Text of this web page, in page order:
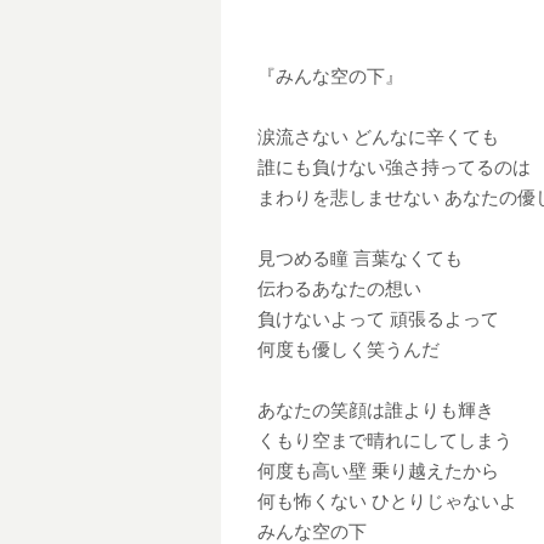
『みんな空の下』
涙流さない どんなに辛くても
誰にも負けない強さ持ってるのは
まわりを悲しませない あなたの優
見つめる瞳 言葉なくても
伝わるあなたの想い
負けないよって 頑張るよって
何度も優しく笑うんだ
あなたの笑顔は誰よりも輝き
くもり空まで晴れにしてしまう
何度も高い壁 乗り越えたから
何も怖くない ひとりじゃないよ
みんな空の下